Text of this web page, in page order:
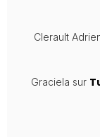
Clerault
Graciela sur